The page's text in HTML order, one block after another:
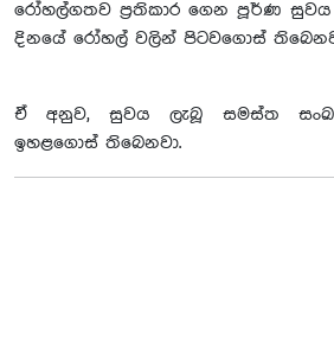
රෝහල්ගතව ප්‍රතිකාර ගෙන පූර්ණ සුවය
දිනයේ රෝහල් වලින් පිටවගොස්
ඒ අනුව, සුවය ලැබූ සමස්ත
ඉහළගොස් තිබෙනවා.